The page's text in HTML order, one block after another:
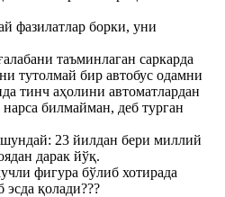
борки, уни
таъминлаган саркарда
тутолмай бир автобус одамни
тинч аҳолини автоматлардан
билмайман, деб турган
23 йилдан бери миллий
дарак йўқ.
фигура бўлиб хотирада
қолади???